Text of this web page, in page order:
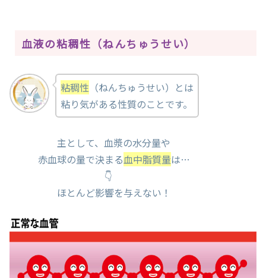
血液の粘稠性（ねんちゅうせい）
粘稠性 （ねんちゅうせい）とは
粘り気がある性質のことです。
主として、血漿の水分量や
赤血球の量で決まる血中脂質量は…
👇
ほとんど影響を与えない！